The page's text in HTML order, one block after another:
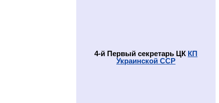
4-й Первый секретарь ЦК КП
Украинской ССР